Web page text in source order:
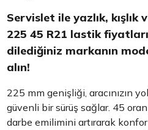
Servislet ile yazlık,
225 45 R21 lastik
dilediğiniz markanın
alın!
225 mm genişliği, aracınızın
güvenli bir sürüş sağlar. 45
darbe emilimini artırarak